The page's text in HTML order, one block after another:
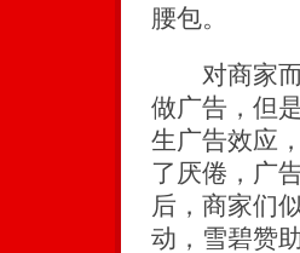
腰包。
对商家而
做广告，但
生广告效应
了厌倦，广
后，商家们
动，雪碧赞